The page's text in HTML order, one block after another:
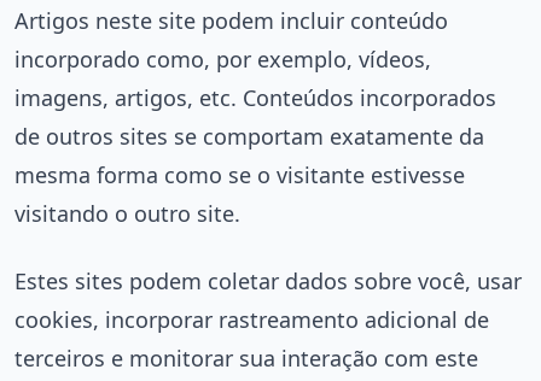
Artigos neste site podem incluir conteúdo
incorporado como, por exemplo, vídeos,
imagens, artigos, etc. Conteúdos incorporados
de outros sites se comportam exatamente da
mesma forma como se o visitante estivesse
visitando o outro site.
Estes sites podem coletar dados sobre você, usar
cookies, incorporar rastreamento adicional de
terceiros e monitorar sua interação com este